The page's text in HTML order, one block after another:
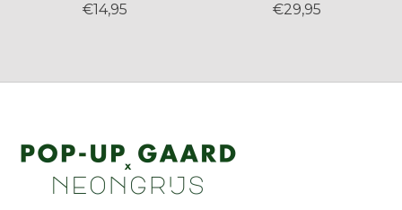
€14,95
€29,95